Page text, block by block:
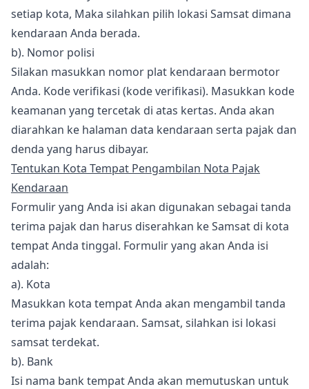
setiap kota, Maka silahkan pilih lokasi Samsat dimana
kendaraan Anda berada.
b). Nomor polisi
Silakan masukkan nomor plat kendaraan bermotor
Anda. Kode verifikasi (kode verifikasi). Masukkan kode
keamanan yang tercetak di atas kertas. Anda akan
diarahkan ke halaman data kendaraan serta pajak dan
denda yang harus dibayar.
Tentukan Kota Tempat Pengambilan Nota Pajak
Kendaraan
Formulir yang Anda isi akan digunakan sebagai tanda
terima pajak dan harus diserahkan ke Samsat di kota
tempat Anda tinggal. Formulir yang akan Anda isi
adalah:
a). Kota
Masukkan kota tempat Anda akan mengambil tanda
terima pajak kendaraan. Samsat, silahkan isi lokasi
samsat terdekat.
b). Bank
Isi nama bank tempat Anda akan memutuskan untuk